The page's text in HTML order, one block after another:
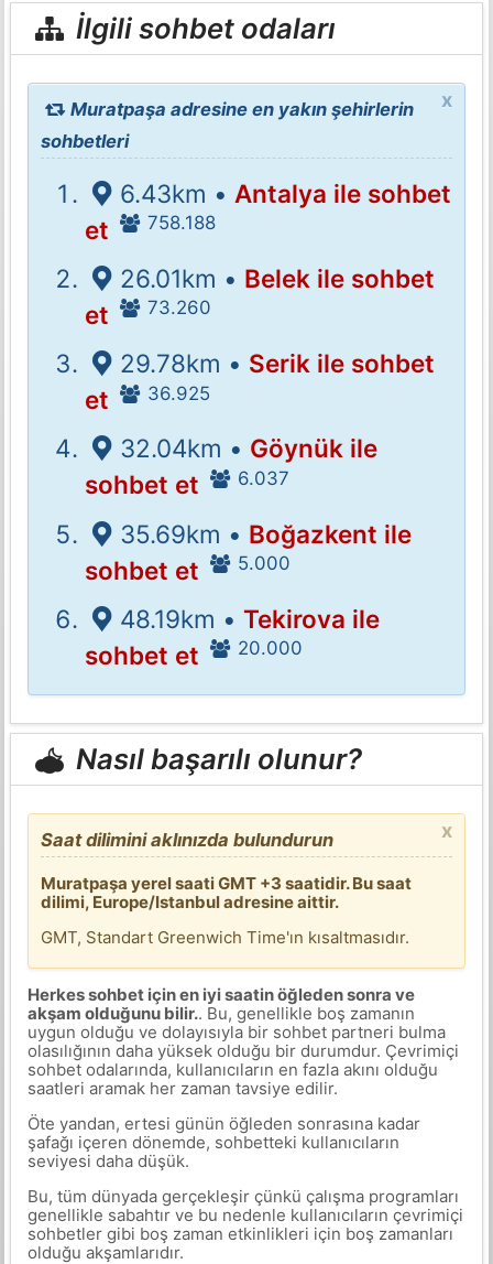
İlgili sohbet odaları
x
Muratpaşa adresine en yakın şehirlerin
sohbetleri
6.43km • Antalya ile sohbet
et
758.188
26.01km • Belek ile sohbet
et
73.260
29.78km • Serik ile sohbet
et
36.925
32.04km • Göynük ile
sohbet et
6.037
35.69km • Boğazkent ile
sohbet et
5.000
48.19km • Tekirova ile
sohbet et
20.000
Nasıl başarılı olunur?
x
Saat dilimini aklınızda bulundurun
Muratpaşa yerel saati GMT +3 saatidir. Bu saat
dilimi, Europe/Istanbul adresine aittir.
GMT, Standart Greenwich Time'ın kısaltmasıdır.
Herkes sohbet için en iyi saatin öğleden sonra ve
akşam olduğunu bilir.. Bu, genellikle boş zamanın
uygun olduğu ve dolayısıyla bir sohbet partneri bulma
olasılığının daha yüksek olduğu bir durumdur. Çevrimiçi
sohbet odalarında, kullanıcıların en fazla akını olduğu
saatleri aramak her zaman tavsiye edilir.
Öte yandan, ertesi günün öğleden sonrasına kadar
şafağı içeren dönemde, sohbetteki kullanıcıların
seviyesi daha düşük.
Bu, tüm dünyada gerçekleşir çünkü çalışma programları
genellikle sabahtır ve bu nedenle kullanıcıların çevrimiçi
sohbetler gibi boş zaman etkinlikleri için boş zamanları
olduğu akşamlarıdır.